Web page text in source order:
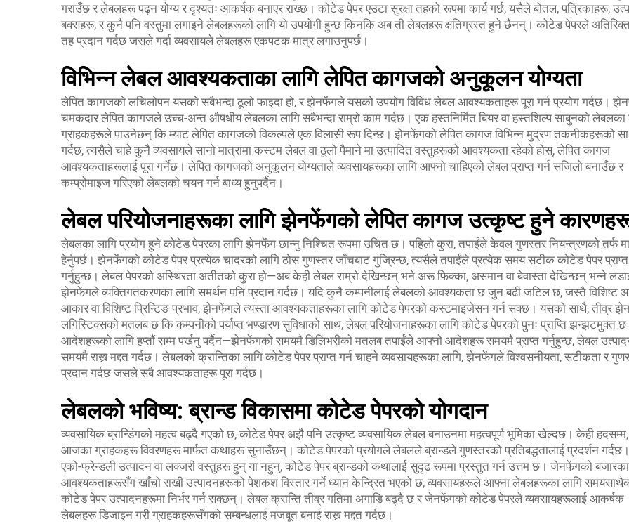
गराउँछ र लेबलहरू पढ्न योग्य र दृश्यतः आकर्षक बनाएर राख्छ। कोटेड पेपर एउटा सुरक्षा तहको रूपमा कार्य गर्छ, यसैले बोतल, पत्रिकाहरू,
बक्सहरू, र कुनै पनि वस्तुमा लगाइने लेबलहरूको लागि यो उपयोगी हुन्छ किनकि अब ती लेबलहरू क्षतिग्रस्त हुने छैनन्। कोटेड पेपरले अतिरिक्त
तह प्रदान गर्दछ जसले गर्दा व्यवसायले लेबलहरू एकपटक मात्र लगाउनुपर्छ।
विभिन्न लेबल आवश्यकताका लागि लेपित कागजको अनुकूलन योग्यता
लेपित कागजको लचिलोपन यसको सबैभन्दा ठूलो फाइदा हो, र झेनफेंगले यसको उपयोग विविध लेबल आवश्यकताहरू पूरा गर्न प्रयोग गर्दछ।
चमकदार लेपित कागजले उच्च-अन्त औषधीय लेबलका लागि सबैभन्दा राम्रो काम गर्दछ। एक हस्तनिर्मित बियर वा हस्तशिल्प साबुनको लेबलका
ग्राहकहरूले पाउनेछन् कि म्याट लेपित कागजको विकल्पले एक विलासी रूप दिन्छ। झेनफेंगको लेपित कागज विभिन्न मुद्रण तकनीकहरूको
गर्दछ, त्यसैले चाहे कुनै व्यवसायले सानो मात्रामा कस्टम लेबल वा ठूलो पैमाने मा उत्पादित वस्तुहरूको आवश्यकता रहेको होस्, लेपित कागज
आवश्यकताहरूलाई पूरा गर्नेछ। लेपित कागजको अनुकूलन योग्यताले व्यवसायहरूका लागि आफ्नो चाहिएको लेबल प्राप्त गर्न सजिलो बनाउँछ र
कम्प्रोमाइज गरिएको लेबलको चयन गर्न बाध्य हुनुपर्दैन।
लेबल परियोजनाहरूका लागि झेनफेंगको लेपित कागज उत्कृष्ट हुने
लेबलका लागि प्रयोग हुने कोटेड पेपरका लागि झेनफेंग छान्नु निश्चित रूपमा उचित छ। पहिलो कुरा, तपाईंले केवल गुणस्तर नियन्त्रणको तर्फ
हेर्नुपर्छ। झेनफेंगको कोटेड पेपर प्रत्येक चादरको लागि ठोस गुणस्तर जाँचबाट गुज्रिन्छ, त्यसैले तपाईंले प्रत्येक समय सटीक कोटेड पेपर प्राप्त
गर्नुहुन्छ। लेबल पेपरको अस्थिरता अतीतको कुरा हो—अब केही लेबल राम्रो देखिन्छन् भने अरू फिक्का, असमान वा बेवास्ता देखिन्छन् भन्ने
झेनफेंगले व्यक्तिगतकरणका लागि समर्थन पनि प्रदान गर्दछ। यदि कुनै कम्पनीलाई लेबलको आवश्यकता छ जुन बढी जटिल छ, जस्तै विशिष्ट
आकार वा विशिष्ट प्रिन्टिङ प्रभाव, झेनफेंगले त्यस्ता आवश्यकताहरूका लागि कोटेड पेपरको कस्टमाइजेसन गर्न सक्छ। यसको साथै, तीव्र
लगिस्टिक्सको मतलब छ कि कम्पनीको पर्याप्त भण्डारण सुविधाको साथ, लेबल परियोजनाहरूका लागि कोटेड पेपरको पुनः प्राप्ति झन्झटमुक्त
आदेशहरूको लागि हप्तौं सम्म पर्खनु पर्दैन—झेनफेंगको समयमै डिलिभरीको मतलब तपाईंले आफ्नो आदेशहरू समयमै प्राप्त गर्नुहुन्छ, लेबल
समयमै राख्न मद्दत गर्दछ। लेबलको क्रान्तिका लागि कोटेड पेपर प्राप्त गर्न चाहने व्यवसायहरूका लागि, झेनफेंगले विश्वसनीयता, सटीकता र
प्रदान गर्दछ जसले सबै आवश्यकताहरू पूरा गर्दछ।
लेबलको भविष्य: ब्रान्ड विकासमा कोटेड पेपरको योगदान
व्यवसायिक ब्रान्डिंगको महत्व बढ्दै गएको छ, कोटेड पेपर अझै पनि उत्कृष्ट व्यवसायिक लेबल बनाउनमा महत्वपूर्ण भूमिका खेल्दछ। केही हदसम्म,
आजका ग्राहकहरू विवरणहरू मार्फत कथाहरू सुनाउँछन्। कोटेड पेपरको प्रयोगले लेबलले ब्रान्डले गुणस्तरको प्रतिबद्धतालाई प्रदर्शन
एको-फ्रेन्डली उत्पादन वा लक्जरी वस्तुहरू हुन् या नहुन्, कोटेड पेपर ब्रान्डको कथालाई सुदृढ रूपमा प्रस्तुत गर्न उत्तम छ। जेनफेंगको बजारका
आवश्यकताहरूसँग खाँचो राखी उत्पादनहरूको पेशकश विस्तार गर्ने ध्यान केन्द्रित भएको छ, व्यवसायहरूले आफ्ना लेबलहरूका लागि
कोटेड पेपर उत्पादनहरूमा निर्भर गर्न सक्छन्। लेबल क्रान्ति तीव्र गतिमा अगाडि बढ्दै छ र जेनफेंगको कोटेड पेपरले व्यवसायहरूलाई आकर्षक
लेबलहरू डिजाइन गरी ग्राहकहरूसँगको सम्बन्धलाई मजबूत बनाई राख्न मद्दत गर्दछ।